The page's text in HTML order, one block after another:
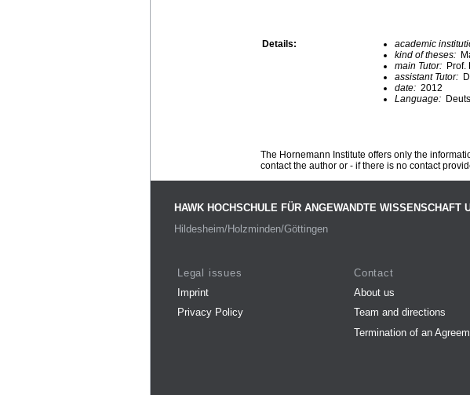
Details: academic
kind of theses:
main Tutor: Prof.
assistant Tutor:
date: 2012
Language:
The Hornemann Institute offers only the
contact the author or - if there is no contact
HAWK HOCHSCHULE FÜR ANGEWANDTE WISSENSCHAFT
Hildesheim/Holzminden/Göttingen
Legal issues
Imprint
Privacy Policy
Contact
About us
Team and directions
Termination of an